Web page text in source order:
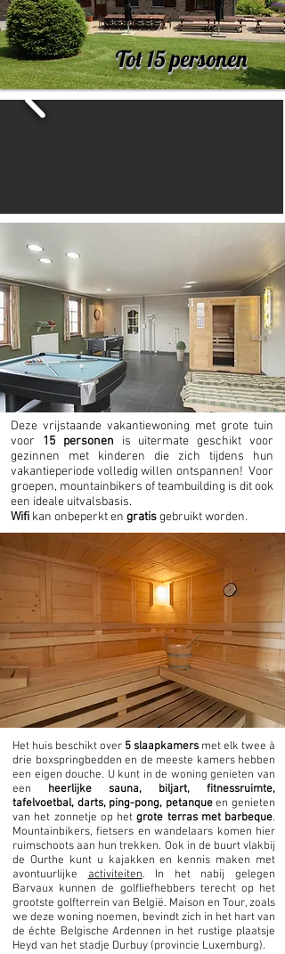
Tot 15 personen
Deze vrijstaande vakantiewoning met grote tuin
voor 15 personen is uitermate geschikt voor
gezinnen met kinderen die zich tijdens hun
vakantieperiode volledig willen ontspannen! Voor
groepen, mountainbikers of teambuilding is dit ook
een ideale uitvalsbasis.
Wifi kan onbeperkt en gratisgebruikt worden.
Het huis beschikt over 5 slaapkamers met elk twee à
drie boxspringbedden en de meeste kamers hebben
een eigen douche. U kunt in de woning genieten van
een heerlijke sauna, biljart, fitnessruimte,
tafelvoetbal, darts, ping-pong, petanqueen genieten
van het zonnetje op hetgrote terras met barbeque.
Mountainbikers, fietsers en wandelaars komen hier
ruimschoots aan hun trekken. Ook in de buurt vlakbij
de Ourthe kunt u kajakken en kennis maken met
avontuurlijke activiteiten. In het nabij gelegen
Barvaux kunnen de golfliefhebbers terecht op het
grootste golfterrein van België. Maison en Tour, zoals
we deze woning noemen, bevindt zich in het hart van
de échte Belgische Ardennen in het rustige plaatsje
Heyd van het stadje Durbuy (provincie Luxemburg).